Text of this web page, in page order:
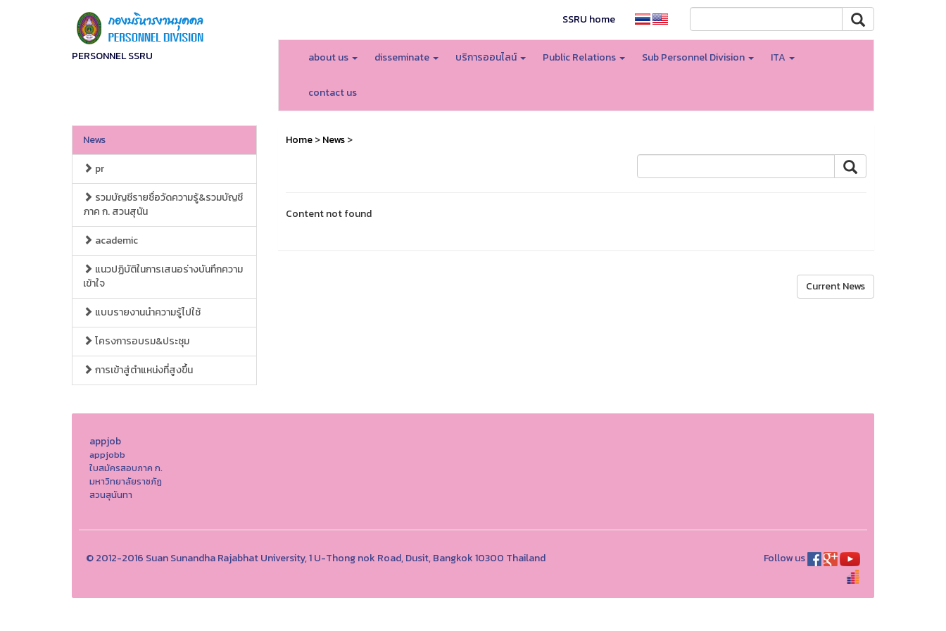
PERSONNEL SSRU
SSRU home
about us disseminate บริการออนไลน์ Public Relations Sub Personnel Division ITA
contact us
News
pr
รวมบัญชีรายชื่อวัดความรู้&รวมบัญชี
ภาค ก. สวนสุนัน
academic
แนวปฏิบัติในการเสนอร่างบันทึกความ
เข้าใจ
แบบรายงานนำความรู้ไปใช้
โครงการอบรม&ประชุม
การเข้าสู่ตำแหน่งที่สูงขึ้น
Home>News>
Content not found
Current News
appjob
appjobb
ใบสมัครสอบภาค ก.
มหาวิทยาลัยราชภัฏ
สวนสุนันทา
© 2012-2016 Suan Sunandha Rajabhat University, 1 U-Thong nok Road, Dusit, Bangkok 10300 Thailand Follow us